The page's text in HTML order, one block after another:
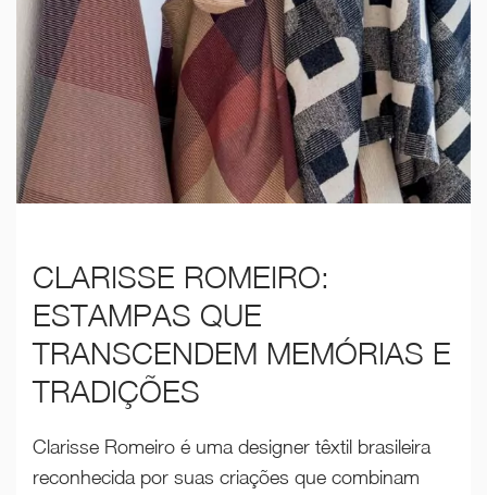
CLARISSE ROMEIRO:
ESTAMPAS QUE
TRANSCENDEM MEMÓRIAS E
TRADIÇÕES
Clarisse Romeiro é uma designer têxtil brasileira
reconhecida por suas criações que combinam